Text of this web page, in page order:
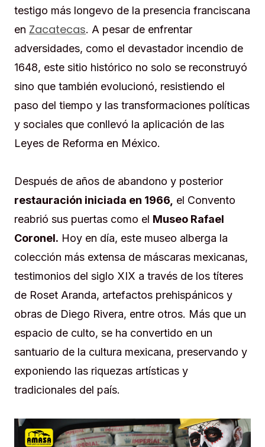
testigo más longevo de la presencia franciscana
en Zacatecas. A pesar de enfrentar
adversidades, como el devastador incendio de
1648, este sitio histórico no solo se reconstruyó
sino que también evolucionó, resistiendo el
paso del tiempo y las transformaciones políticas
y sociales que conllevó la aplicación de las
Leyes de Reforma en México.
Después de años de abandono y posterior
restauración iniciada en 1966, el Convento
reabrió sus puertas como el Museo Rafael
Coronel. Hoy en día, este museo alberga la
colección más extensa de máscaras mexicanas,
testimonios del siglo XIX a través de los títeres
de Roset Aranda, artefactos prehispánicos y
obras de Diego Rivera, entre otros. Más que un
espacio de culto, se ha convertido en un
santuario de la cultura mexicana, preservando y
exponiendo las riquezas artísticas y
tradicionales del país.